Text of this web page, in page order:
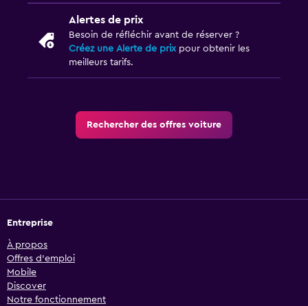
Alertes de prix
Besoin de réfléchir avant de réserver ?
Créez une Alerte de prixpour obtenir les
meilleurs tarifs.
Rechercher des offres voiture
Entreprise
À propos
Offres d’emploi
Mobile
Discover
Notre fonctionnement